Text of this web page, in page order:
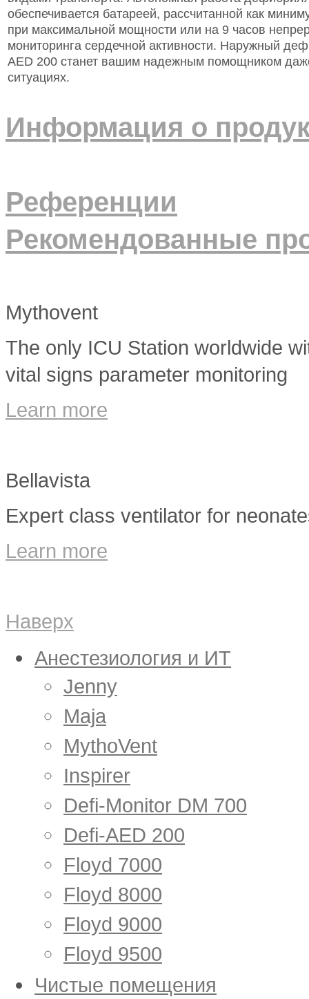
обеспечивается батареей, рассчитанной как
при максимальной мощности или на 9 часов
мониторинга сердечной активности. Наружный
AED 200 станет вашим надежным помощником
ситуациях.
Информация о
Референции
Рекомендованные
Mythovent
The only ICU Station worldwide
vital signs parameter monitoring
Learn more
Bellavista
Expert class ventilator for
Learn more
Наверх
Анестезиология и ИТ
Jenny
Maja
MythoVent
Inspirer
Defi-Monitor DM 700
Defi-AED 200
Floyd 7000
Floyd 8000
Floyd 9000
Floyd 9500
Чистые помещения